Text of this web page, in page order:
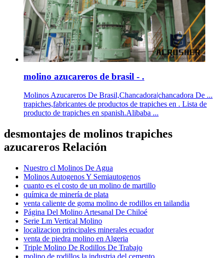
molino azucareros de brasil - .
Molinos Azucareros De Brasil,Chancadora|chancadora De ...
trapiches,fabricantes de productos de trapiches en . Lista de
producto de trapiches en spanish.Alibaba ...
desmontajes de molinos trapiches
azucareros Relación
Nuestro cl Molinos De Agua
Molinos Autogenos Y Semiautogenos
cuanto es el costo de un molino de martillo
química de minería de plata
venta caliente de goma molino de rodillos en tailandia
Página Del Molino Artesanal De Chiloé
Serie Lm Vertical Molino
localizacion principales minerales ecuador
venta de piedra molino en Algeria
Triple Molino De Rodillos De Trabajo
molino de rodillos la industria del cemento